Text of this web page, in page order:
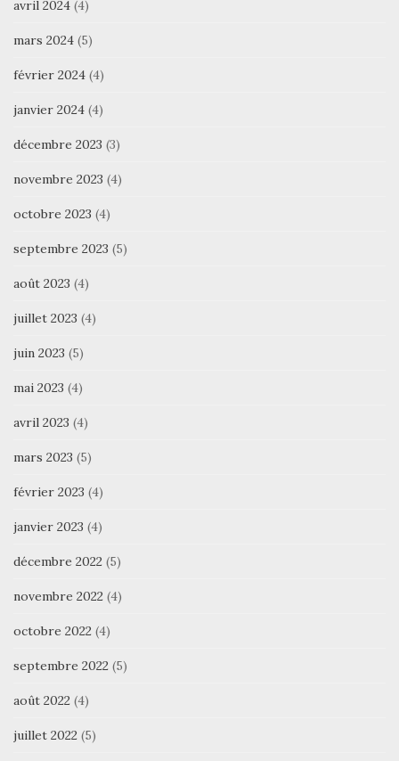
avril 2024 (4)
mars 2024 (5)
février 2024 (4)
janvier 2024 (4)
décembre 2023 (3)
novembre 2023 (4)
octobre 2023 (4)
septembre 2023 (5)
août 2023 (4)
juillet 2023 (4)
juin 2023 (5)
mai 2023 (4)
avril 2023 (4)
mars 2023 (5)
février 2023 (4)
janvier 2023 (4)
décembre 2022 (5)
novembre 2022 (4)
octobre 2022 (4)
septembre 2022 (5)
août 2022 (4)
juillet 2022 (5)